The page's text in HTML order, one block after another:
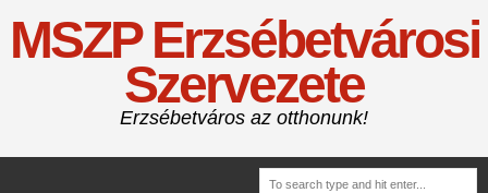
MSZP Erzsébetvárosi
Szervezete
Erzsébetváros az otthonunk!